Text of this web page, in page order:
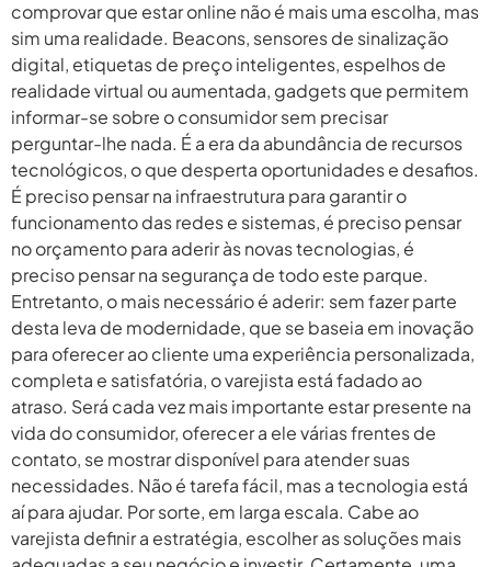
comprovar que estar online não é mais uma escolha, mas
sim uma realidade. Beacons, sensores de sinalização
digital, etiquetas de preço inteligentes, espelhos de
realidade virtual ou aumentada, gadgets que permitem
informar-se sobre o consumidor sem precisar
perguntar-lhe nada. É a era da abundância de recursos
tecnológicos, o que desperta oportunidades e desafios.
É preciso pensar na infraestrutura para garantir o
funcionamento das redes e sistemas, é preciso pensar
no orçamento para aderir às novas tecnologias, é
preciso pensar na segurança de todo este parque.
Entretanto, o mais necessário é aderir: sem fazer parte
desta leva de modernidade, que se baseia em inovação
para oferecer ao cliente uma experiência personalizada,
completa e satisfatória, o varejista está fadado ao
atraso. Será cada vez mais importante estar presente na
vida do consumidor, oferecer a ele várias frentes de
contato, se mostrar disponível para atender suas
necessidades. Não é tarefa fácil, mas a tecnologia está
aí para ajudar. Por sorte, em larga escala. Cabe ao
varejista definir a estratégia, escolher as soluções mais